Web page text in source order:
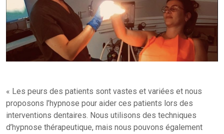
« Les peurs des patients sont vastes et variées et nous
proposons l’hypnose pour aider ces patients lors des
interventions dentaires. Nous utilisons des techniques
d’hypnose thérapeutique, mais nous pouvons également